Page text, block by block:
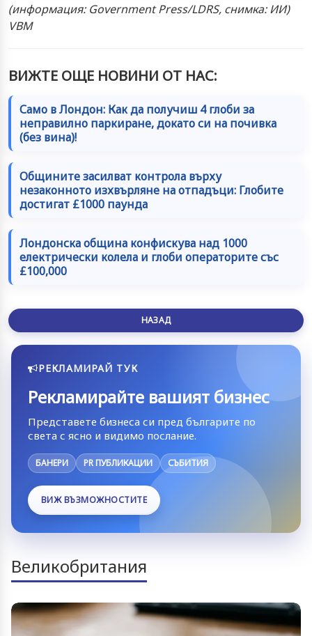
(информация: Government Press/LDRS, снимка: ИИ)
VBM
ВИЖТЕ ОЩЕ НОВИНИ ОТ НАС:
Само в Лондон: Как да получиш 4 глоби за
неправилно паркиране, докато си на почивка
(без вина)!
Общините засилват контрола върху
незаконното изхвърляне на отпадъци: Глобите
достигат £1000 паунда
Лондонска община конфискува над 1000
електрически колела и глоби операторите със
£100,000
НАЗАД
РЕКЛАМИРАЙ ТУК
Рекламирайте вашият бизнес
Представете бизнеса си пред българите по
света с ясно и видимо послание.
БАНЕРИ PR ПУБЛИКАЦИИ СЪБИТИЯ
ВИЖ ВЪЗМОЖНОСТИТЕ
Великобритания